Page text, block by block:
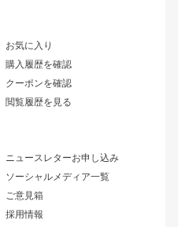
お気に入り
購入履歴を確認
クーポンを確認
閲覧履歴を見る
ニュースレターお申し込み
ソーシャルメディア一覧
ご意見箱
採用情報
ワンビア
ローレル
セフィーロ
キャラバン
まつど家 鉄漢